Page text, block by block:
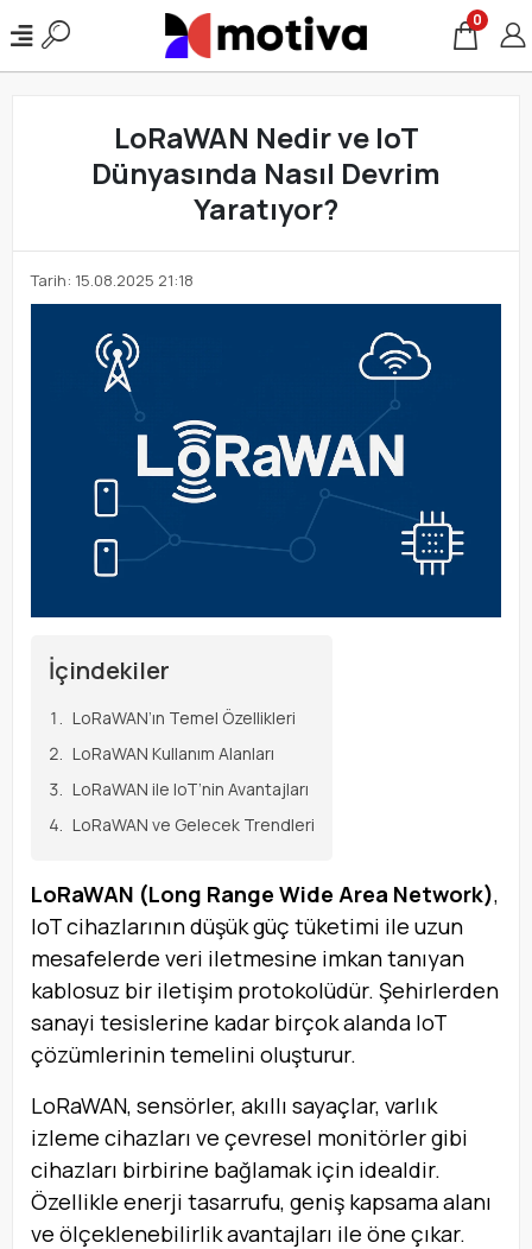
0
LoRaWAN Nedir ve IoT
Dünyasında Nasıl Devrim
Yaratıyor?
Tarih: 15.08.2025 21:18
İçindekiler
LoRaWAN’ın Temel Özellikleri
LoRaWAN Kullanım Alanları
LoRaWAN ile IoT’nin Avantajları
LoRaWAN ve Gelecek Trendleri
LoRaWAN (Long Range Wide Area Network),
IoT cihazlarının düşük güç tüketimi ile uzun
mesafelerde veri iletmesine imkan tanıyan
kablosuz bir iletişim protokolüdür. Şehirlerden
sanayi tesislerine kadar birçok alanda IoT
çözümlerinin temelini oluşturur.
LoRaWAN, sensörler, akıllı sayaçlar, varlık
izleme cihazları ve çevresel monitörler gibi
cihazları birbirine bağlamak için idealdir.
Özellikle enerji tasarrufu, geniş kapsama alanı
ve ölçeklenebilirlik avantajları ile öne çıkar.